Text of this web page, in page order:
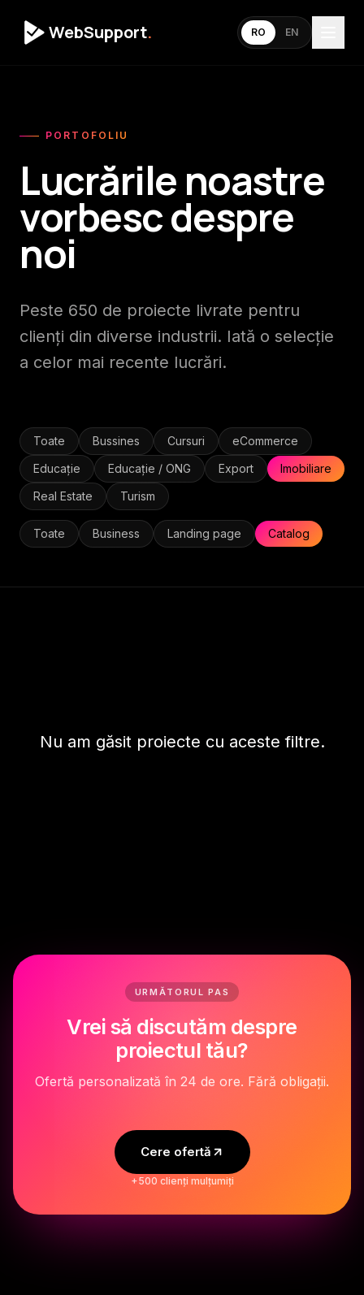
WebSupport. RO EN
PORTOFOLIU
Lucrările noastre
vorbesc despre
noi
Peste 650 de proiecte livrate pentru
clienți din diverse industrii. Iată o selecție
a celor mai recente lucrări.
Toate Bussines Cursuri
eCommerce
Educație
Educație / ONG Export
Imobiliare
Real Estate
Turism
Toate Business Landing page Catalog
Nu am găsit proiecte cu aceste filtre.
URMĂTORUL PAS
Vrei să discutăm despre
proiectul tău?
Ofertă personalizată în 24 de ore. Fără obligații.
Cere ofertă
+500 clienți mulțumiți